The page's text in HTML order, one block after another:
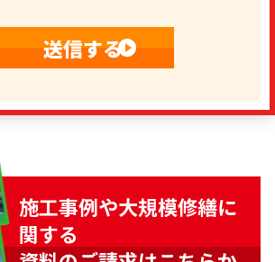
施工事例や大規模修繕に
関する